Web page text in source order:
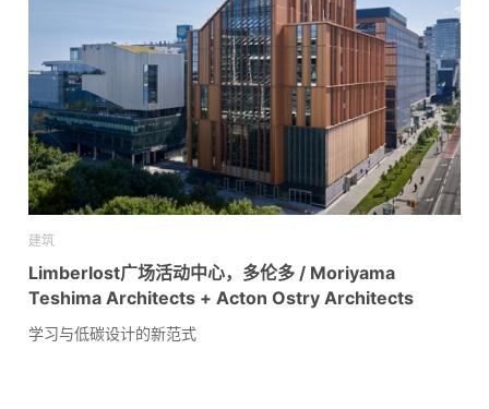
建筑
Limberlost广场活动中心，多伦多 / Moriyama
Teshima Architects + Acton Ostry Architects
学习与低碳设计的新范式